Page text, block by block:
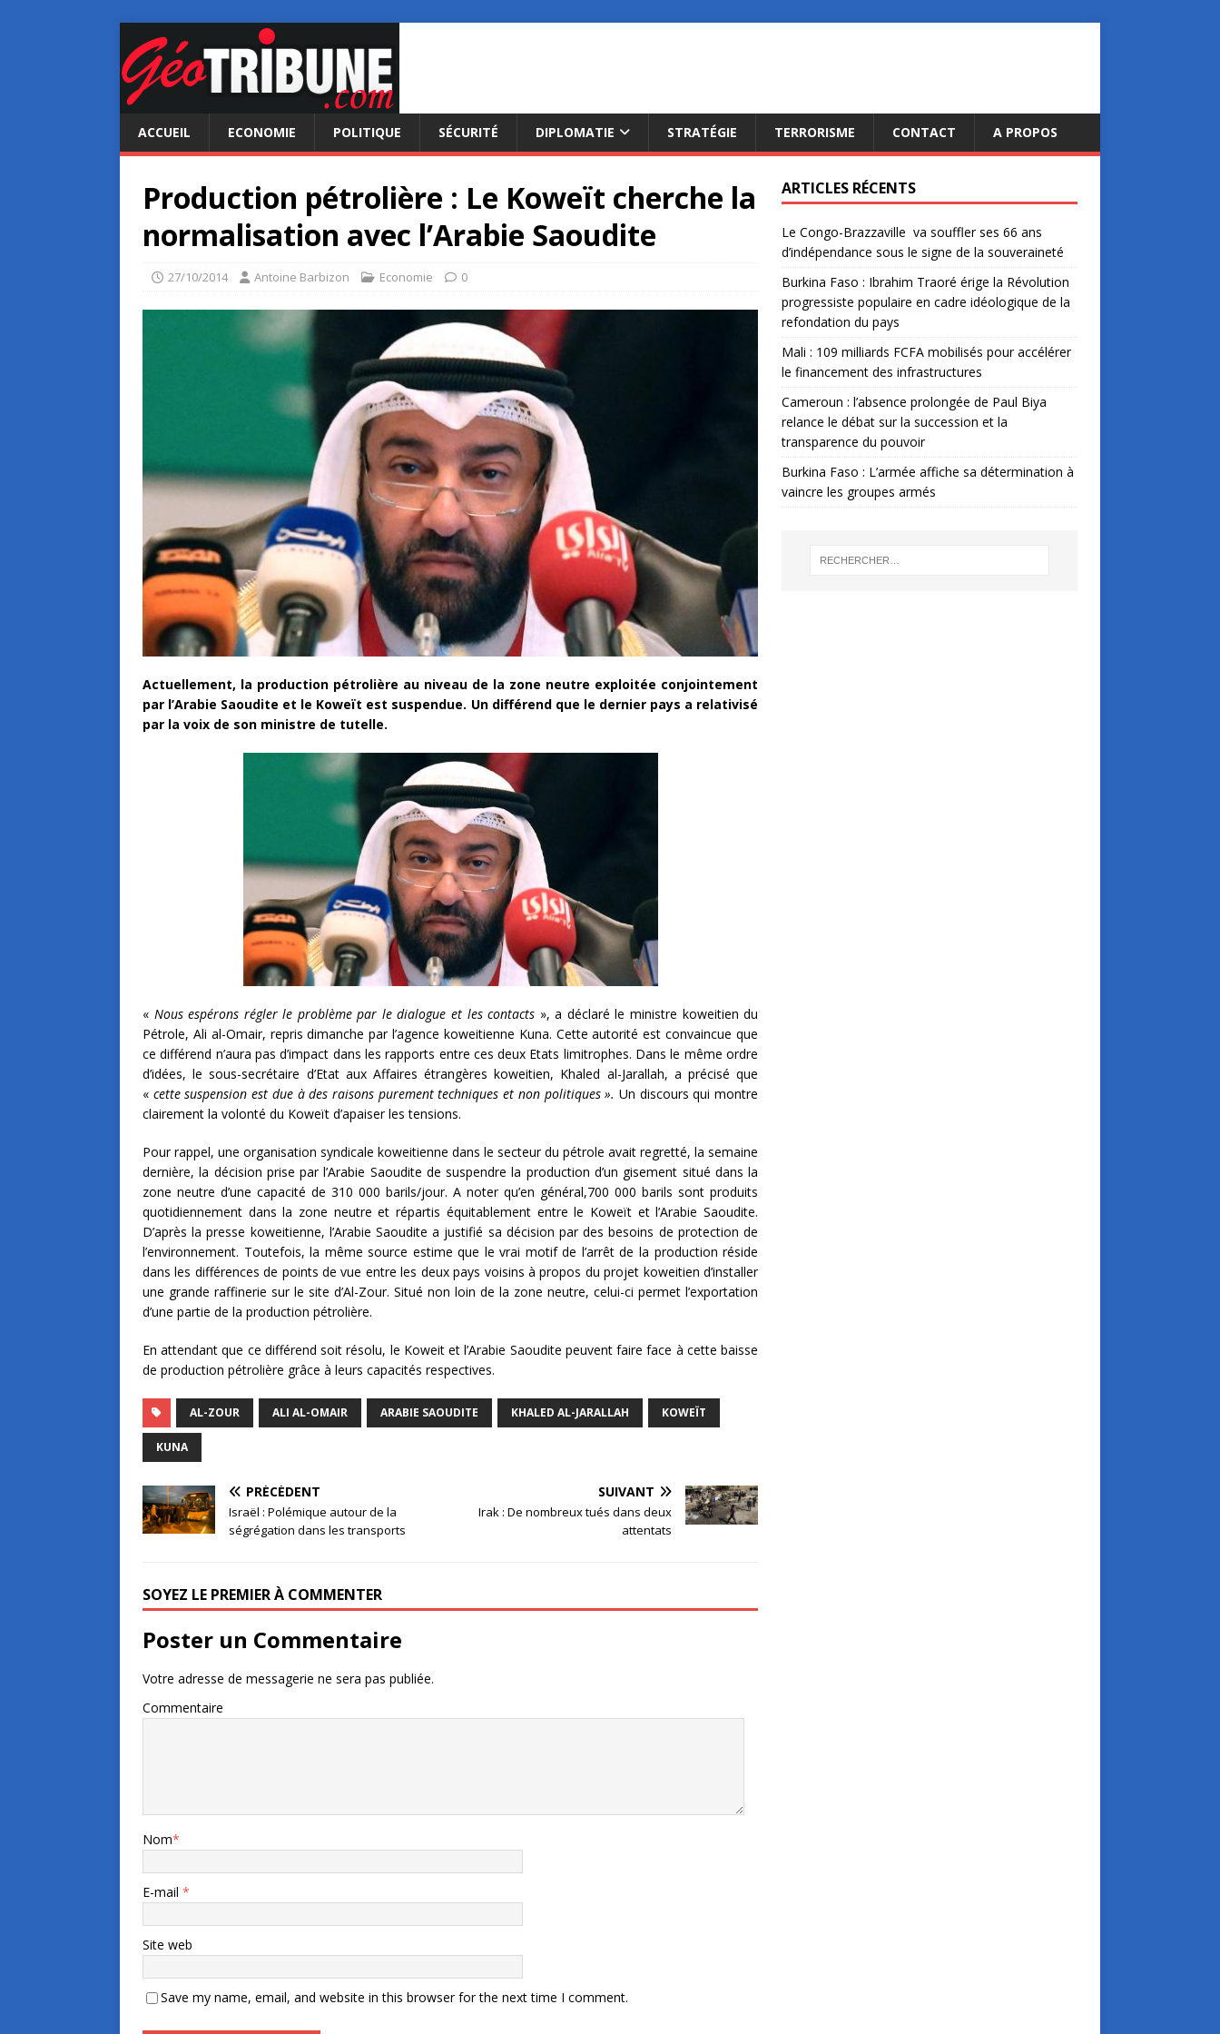
ACCUEIL ECONOMIE POLITIQUE SÉCURITÉ DIPLOMATIE STRATÉGIE TERRORISME CONTACT A PROPOS
Production pétrolière : Le Koweït cherche la
normalisation avec l’Arabie Saoudite
27/10/2014 Antoine Barbizon Economie 0
Actuellement, la production pétrolière au niveau de la zone neutre exploitée conjointement
par l’Arabie Saoudite et le Koweït est suspendue. Un différend que le dernier pays a relativisé
par la voix de son ministre de tutelle.
« Nous espérons régler le problème par le dialogue et les contacts », a déclaré le ministre koweitien du
Pétrole, Ali al-Omair, repris dimanche par l’agence koweitienne Kuna. Cette autorité est convaincue que
ce différend n’aura pas d’impact dans les rapports entre ces deux Etats limitrophes. Dans le même ordre
d’idées, le sous-secrétaire d’Etat aux Affaires étrangères koweitien, Khaled al-Jarallah, a précisé que
« cette suspension est due à des raisons purement techniques et non politiques ». Un discours qui montre
clairement la volonté du Koweït d’apaiser les tensions.
Pour rappel, une organisation syndicale koweitienne dans le secteur du pétrole avait regretté, la semaine
dernière, la décision prise par l’Arabie Saoudite de suspendre la production d’un gisement situé dans la
zone neutre d’une capacité de 310 000 barils/jour. A noter qu’en général,700 000 barils sont produits
quotidiennement dans la zone neutre et répartis équitablement entre le Koweït et l’Arabie Saoudite.
D’après la presse koweitienne, l’Arabie Saoudite a justifié sa décision par des besoins de protection de
l’environnement. Toutefois, la même source estime que le vrai motif de l’arrêt de la production réside
dans les différences de points de vue entre les deux pays voisins à propos du projet koweitien d’installer
une grande raffinerie sur le site d’Al-Zour. Situé non loin de la zone neutre, celui-ci permet l’exportation
d’une partie de la production pétrolière.
En attendant que ce différend soit résolu, le Koweit et l’Arabie Saoudite peuvent faire face à cette baisse
de production pétrolière grâce à leurs capacités respectives.
AL-ZOUR ALI AL-OMAIR ARABIE SAOUDITE KHALED AL-JARALLAH KOWEÏT
KUNA
PRÉCÉDENT
Israël : Polémique autour de la
ségrégation dans les transports
SUIVANT
Irak : De nombreux tués dans deux
attentats
SOYEZ LE PREMIER À COMMENTER
Poster un Commentaire
Votre adresse de messagerie ne sera pas publiée.
Commentaire
Nom*
E-mail *
Site web
Save my name, email, and website in this browser for the next time I comment.
ARTICLES RÉCENTS
Le Congo-Brazzaville va souffler ses 66 ans
d’indépendance sous le signe de la souveraineté
Burkina Faso : Ibrahim Traoré érige la Révolution
progressiste populaire en cadre idéologique de la
refondation du pays
Mali : 109 milliards FCFA mobilisés pour accélérer
le financement des infrastructures
Cameroun : l’absence prolongée de Paul Biya
relance le débat sur la succession et la
transparence du pouvoir
Burkina Faso : L’armée affiche sa détermination à
vaincre les groupes armés